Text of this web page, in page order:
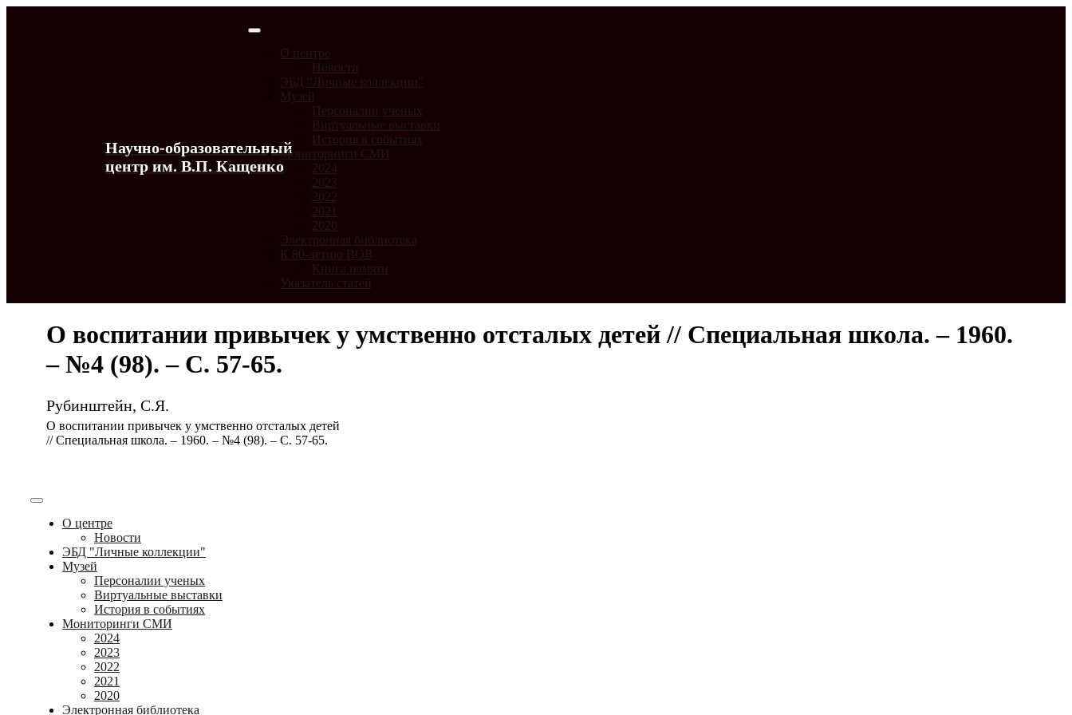
Научно-образовательный
центр им. В.П. Кащенко
О центре
Новости
ЭБД "Личные коллекции"
Музей
Персоналии ученых
Виртуальные выставки
История в событиях
Мониторинги СМИ
2024
2023
2022
2021
2020
Электронная библиотека
К 80-летию ВОВ
Книга памяти
Указатель статей
О воспитании привычек у умственно отсталых детей // Специальная школа. – 1960.
– №4 (98). – С. 57-65.
Рубинштейн, С.Я.
О воспитании привычек у умственно отсталых детей
// Специальная школа. – 1960. – №4 (98). – С. 57-65.
О центре
Новости
ЭБД "Личные коллекции"
Музей
Персоналии ученых
Виртуальные выставки
История в событиях
Мониторинги СМИ
2024
2023
2022
2021
2020
Электронная библиотека